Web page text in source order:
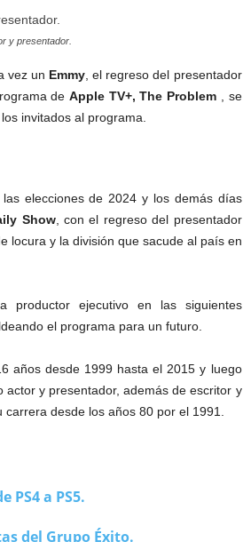
y presentador.
vez un Emmy , el regreso del presentador
de Apple TV+, The Problem , se
invitados al programa.
elecciones de 2024 y los demás días
Show, con el regreso del presentador
locura y la división que sacude al país en
productor ejecutivo en las siguientes
el programa para un futuro.
años desde 1999 hasta el 2015 y luego
actor y presentador, además de escritor y
desde los años 80 por el 1991.
PS4 a PS5.
del Grupo Éxito.